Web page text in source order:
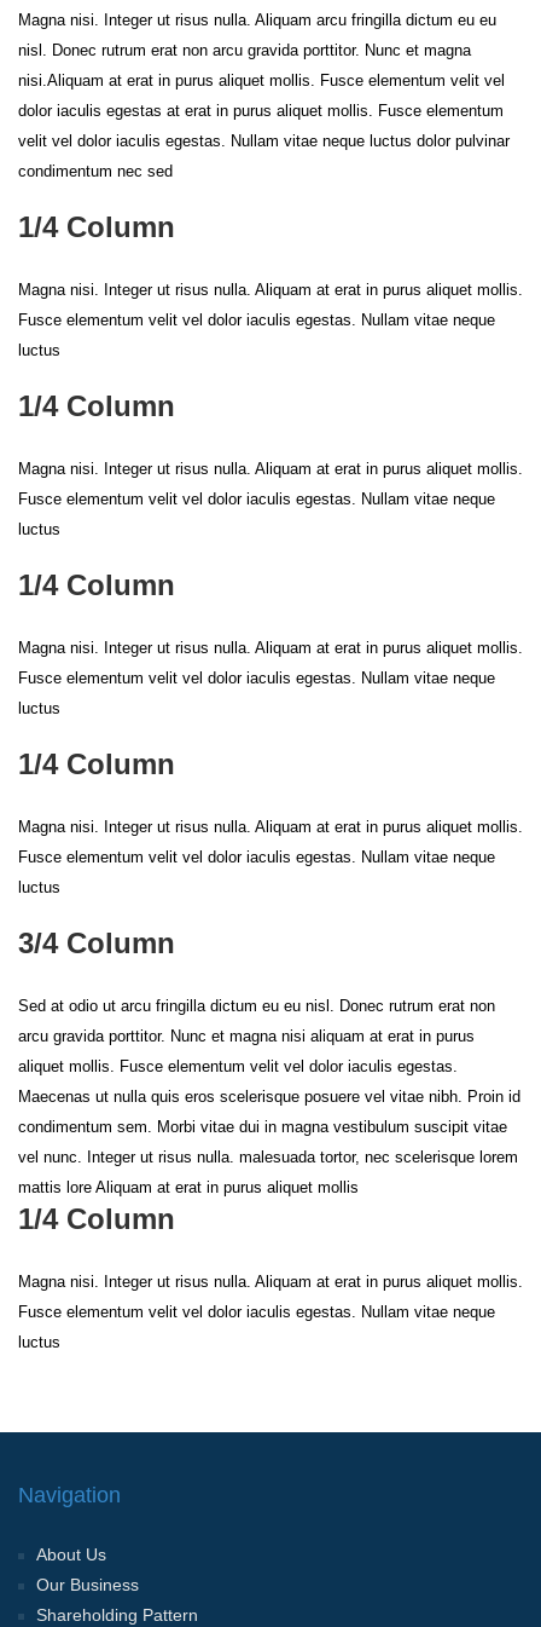
Magna nisi. Integer ut risus nulla. Aliquam arcu fringilla dictum eu eu
nisl. Donec rutrum erat non arcu gravida porttitor. Nunc et magna
nisi.Aliquam at erat in purus aliquet mollis. Fusce elementum velit vel
dolor iaculis egestas at erat in purus aliquet mollis. Fusce elementum
velit vel dolor iaculis egestas. Nullam vitae neque luctus dolor pulvinar
condimentum nec sed
1/4 Column
Magna nisi. Integer ut risus nulla. Aliquam at erat in purus aliquet mollis.
Fusce elementum velit vel dolor iaculis egestas. Nullam vitae neque
luctus
1/4 Column
Magna nisi. Integer ut risus nulla. Aliquam at erat in purus aliquet mollis.
Fusce elementum velit vel dolor iaculis egestas. Nullam vitae neque
luctus
1/4 Column
Magna nisi. Integer ut risus nulla. Aliquam at erat in purus aliquet mollis.
Fusce elementum velit vel dolor iaculis egestas. Nullam vitae neque
luctus
1/4 Column
Magna nisi. Integer ut risus nulla. Aliquam at erat in purus aliquet mollis.
Fusce elementum velit vel dolor iaculis egestas. Nullam vitae neque
luctus
3/4 Column
Sed at odio ut arcu fringilla dictum eu eu nisl. Donec rutrum erat non
arcu gravida porttitor. Nunc et magna nisi aliquam at erat in purus
aliquet mollis. Fusce elementum velit vel dolor iaculis egestas.
Maecenas ut nulla quis eros scelerisque posuere vel vitae nibh. Proin id
condimentum sem. Morbi vitae dui in magna vestibulum suscipit vitae
vel nunc. Integer ut risus nulla. malesuada tortor, nec scelerisque lorem
mattis lore Aliquam at erat in purus aliquet mollis
1/4 Column
Magna nisi. Integer ut risus nulla. Aliquam at erat in purus aliquet mollis.
Fusce elementum velit vel dolor iaculis egestas. Nullam vitae neque
luctus
Navigation
About Us
Our Business
Shareholding Pattern